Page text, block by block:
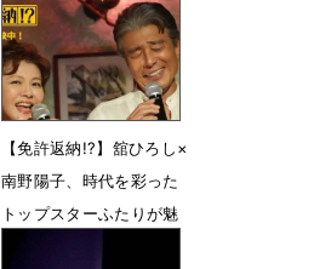
6月26日 19時06分
【免許返納!?】舘ひろし×
南野陽子、時代を彩った
トップスターふたりが魅